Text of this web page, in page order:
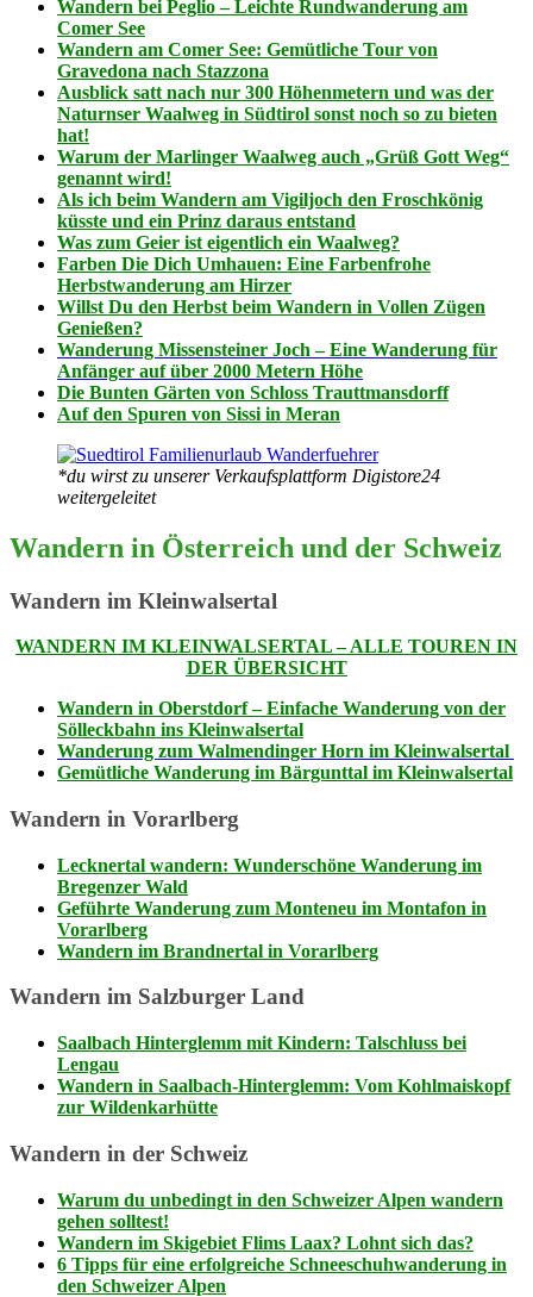
Wandern bei Peglio – Leichte Rundwanderung am
Comer See
Wandern am Comer See: Gemütliche Tour von
Gravedona nach Stazzona
Ausblick satt nach nur 300 Höhenmetern und was der
Naturnser Waalweg in Südtirol sonst noch so zu bieten
hat!
Warum der Marlinger Waalweg auch „Grüß Gott Weg“
genannt wird!
Als ich beim Wandern am Vigiljoch den Froschkönig
küsste und ein Prinz daraus entstand
Was zum Geier ist eigentlich ein Waalweg?
Farben Die Dich Umhauen: Eine Farbenfrohe
Herbstwanderung am Hirzer
Willst Du den Herbst beim Wandern in Vollen Zügen
Genießen?
Wanderung Missensteiner Joch – Eine Wanderung für
Anfänger auf über 2000 Metern Höhe
Die Bunten Gärten von Schloss Trauttmansdorff
Auf den Spuren von Sissi in Meran
*du wirst zu unserer Verkaufsplattform Digistore24
weitergeleitet
Wandern in Österreich und der Schweiz
Wandern im Kleinwalsertal
WANDERN IM KLEINWALSERTAL – ALLE TOUREN IN
DER ÜBERSICHT
Wandern in Oberstdorf – Einfache Wanderung von der
Sölleckbahn ins Kleinwalsertal
Wanderung zum Walmendinger Horn im Kleinwalsertal
Gemütliche Wanderung im Bärgunttal im Kleinwalsertal
Wandern in Vorarlberg
Lecknertal wandern: Wunderschöne Wanderung im
Bregenzer Wald
Geführte Wanderung zum Monteneu im Montafon in
Vorarlberg
Wandern im Brandnertal in Vorarlberg
Wandern im Salzburger Land
Saalbach Hinterglemm mit Kindern: Talschluss bei
Lengau
Wandern in Saalbach-Hinterglemm: Vom Kohlmaiskopf
zur Wildenkarhütte
Wandern in der Schweiz
Warum du unbedingt in den Schweizer Alpen wandern
gehen solltest!
Wandern im Skigebiet Flims Laax? Lohnt sich das?
6 Tipps für eine erfolgreiche Schneeschuhwanderung in
den Schweizer Alpen